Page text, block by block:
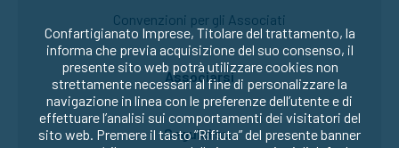
Convenzioni per gli Associati
Associarsi
Seguici su:
Confartigianato Imprese, Titolare del trattamento, la
informa che previa acquisizione del suo consenso, il
presente sito web potrà utilizzare cookies non
strettamente necessari al fine di personalizzare la
navigazione in linea con le preferenze dell’utente e di
effettuare l’analisi sui comportamenti dei visitatori del
sito web. Premere il tasto “Rifiuta” del presente banner